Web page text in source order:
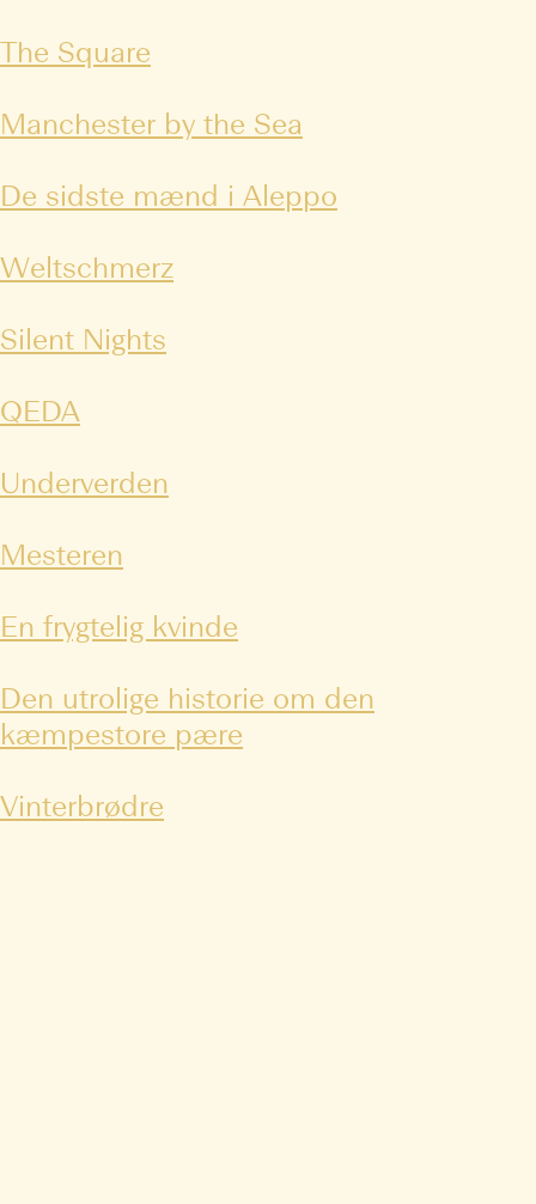
The Square
Manchester by the Sea
De sidste mænd i Aleppo
Weltschmerz
Silent Nights
QEDA
Underverden
Mesteren
En frygtelig kvinde
Den utrolige historie om den
kæmpestore pære
Vinterbrødre